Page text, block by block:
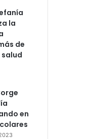
la
de
salud
en